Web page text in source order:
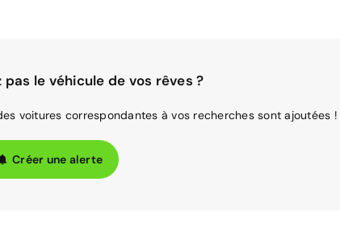
pas le véhicule de vos rêves ?
voitures correspondantes à vos recherches sont ajoutées !
Créer une alerte